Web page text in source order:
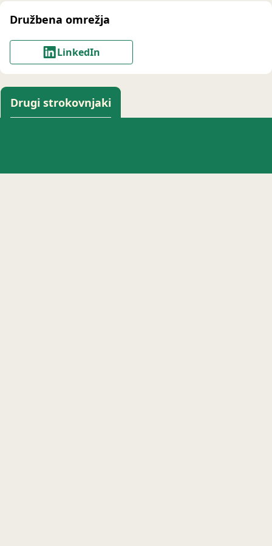
Družbena omrežja
LinkedIn
Drugi strokovnjaki